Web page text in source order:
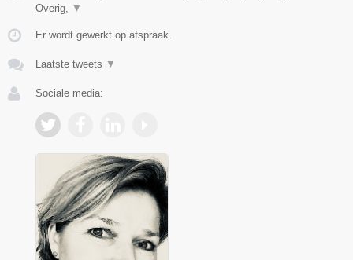
Overig,
▼
Er wordt gewerkt op afspraak.
Laatste tweets ▼
Sociale media: